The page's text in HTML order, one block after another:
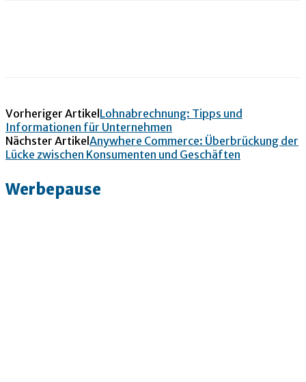
Vorheriger Artikel Lohnabrechnung: Tipps und
Informationen für Unternehmen
Nächster Artikel Anywhere Commerce: Überbrückung der
Lücke zwischen Konsumenten und Geschäften
Werbepause